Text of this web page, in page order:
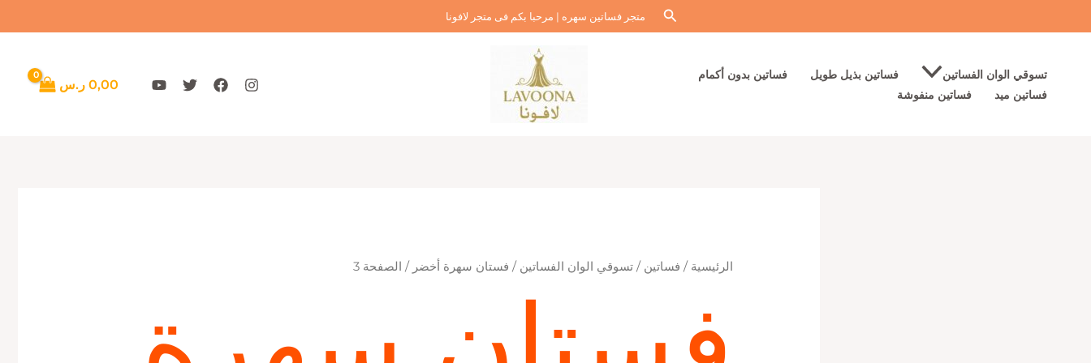
إلى
البحثمتجر فساتين سهره | مرحبا بكم فى متجر لافونا
تسوقي الوان الفساتين فساتين بذيل طويل
فساتين بدون أكمام
فساتين ميد
فساتين منفوشة
0,00 ر.س
الرئيسية / فساتين / تسوقي الوان الفساتين / فستان سهرة أخضر / الصفحة 3
حسب